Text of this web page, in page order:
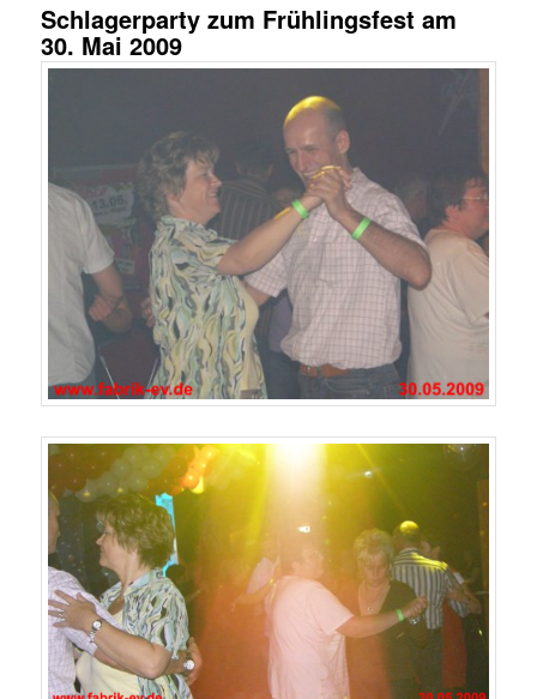
Schlagerparty zum Frühlingsfest am
30. Mai 2009